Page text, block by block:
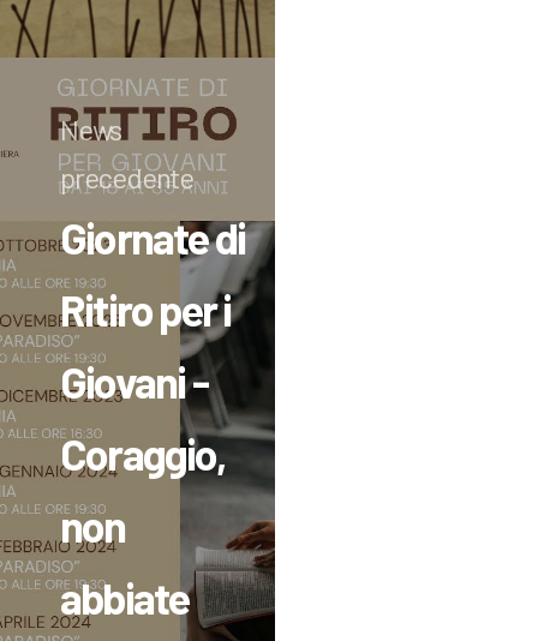
News
precedente
Giornate di
Ritiro per i
Giovani -
Coraggio,
non
abbiate